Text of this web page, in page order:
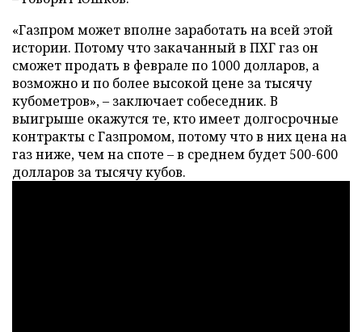
«Газпром может вполне заработать на всей этой
истории. Потому что закачанный в ПХГ газ он
сможет продать в феврале по 1000 долларов, а
возможно и по более высокой цене за тысячу
кубометров», – заключает собеседник. В
выигрыше окажутся те, кто имеет долгосрочные
контракты с Газпромом, потому что в них цена на
газ ниже, чем на споте – в среднем будет 500-600
долларов за тысячу кубов.